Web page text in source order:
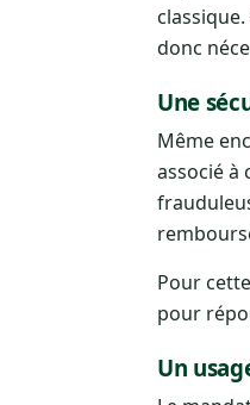
donc
Une
Même
associé à
Pour
pour
Un